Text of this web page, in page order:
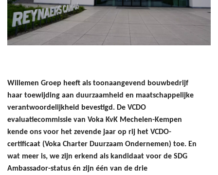
Willemen Groep heeft als toonaangevend bouwbedrijf
haar toewijding aan duurzaamheid en maatschappelijke
verantwoordelijkheid bevestigd. De VCDO
evaluatiecommissie van Voka KvK Mechelen-Kempen
kende ons voor het zevende jaar op rij het VCDO-
certificaat (Voka Charter Duurzaam Ondernemen) toe. En
wat meer is, we zijn erkend als kandidaat voor de SDG
Ambassador-status én zijn één van de drie